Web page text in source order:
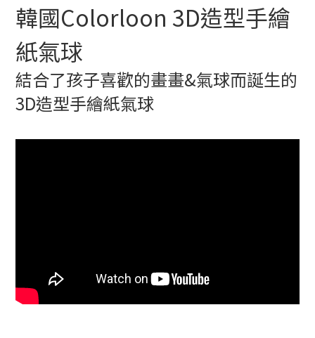
韓國Colorloon 3D造型手繪
紙氣球
結合了孩子喜歡的畫畫&氣球而誕生的
3D造型手繪紙氣球